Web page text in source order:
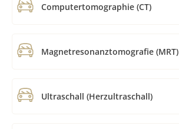
Computertomographie (CT)
Magnetresonanztomografie (MRT)
Ultraschall (Herzultraschall)